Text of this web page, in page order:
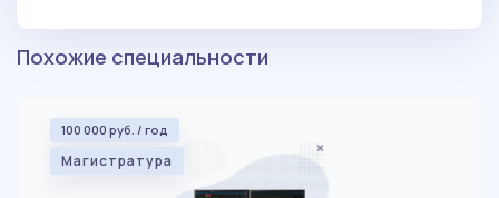
Похожие специальности
100 000 руб. / год
Магистратура